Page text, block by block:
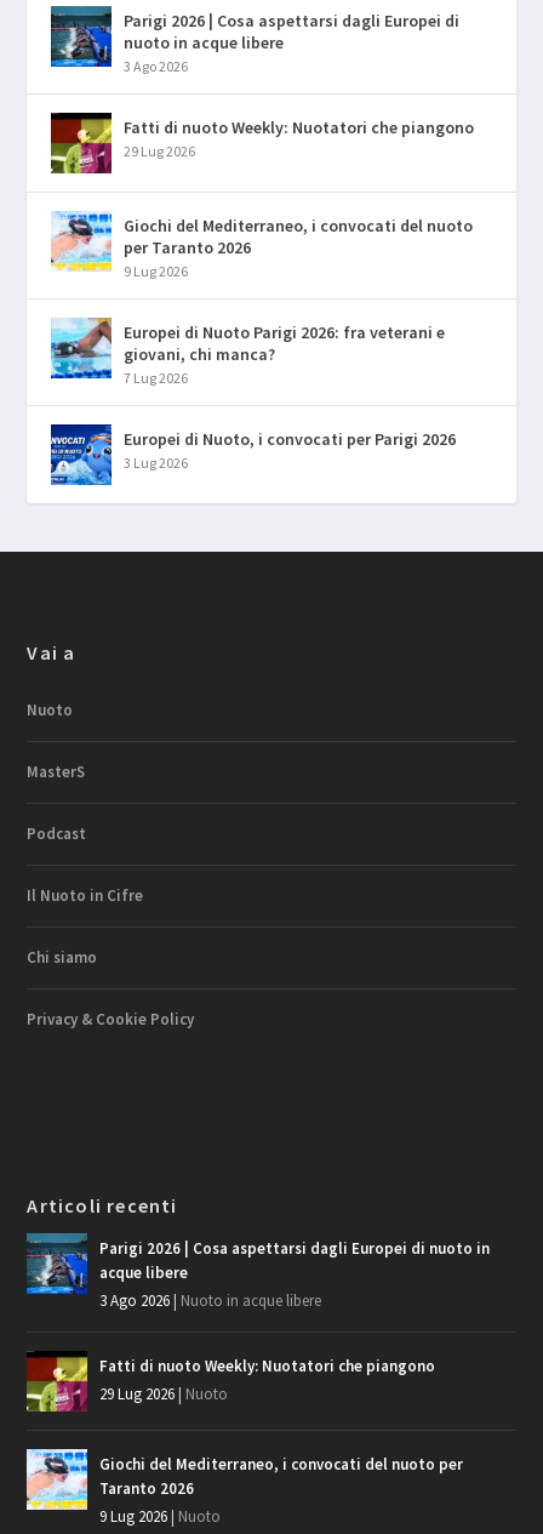
Parigi 2026 | Cosa aspettarsi dagli Europei di
nuoto in acque libere
3 Ago 2026
Fatti di nuoto Weekly: Nuotatori che piangono
29 Lug 2026
Giochi del Mediterraneo, i convocati del nuoto
per Taranto 2026
9 Lug 2026
Europei di Nuoto Parigi 2026: fra veterani e
giovani, chi manca?
7 Lug 2026
Europei di Nuoto, i convocati per Parigi 2026
3 Lug 2026
Vai a
Nuoto
MasterS
Podcast
Il Nuoto in Cifre
Chi siamo
Privacy & Cookie Policy
Articoli recenti
Parigi 2026 | Cosa aspettarsi dagli Europei di nuoto in
acque libere
3 Ago 2026| Nuoto in acque libere
Fatti di nuoto Weekly: Nuotatori che piangono
29 Lug 2026| Nuoto
Giochi del Mediterraneo, i convocati del nuoto per
Taranto 2026
9 Lug 2026| Nuoto